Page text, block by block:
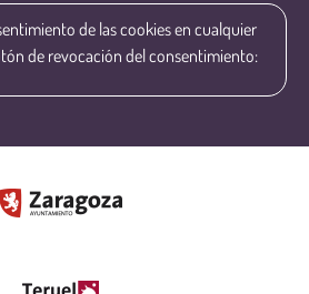
de las cookies en cualquier
de revocación del consentimiento: